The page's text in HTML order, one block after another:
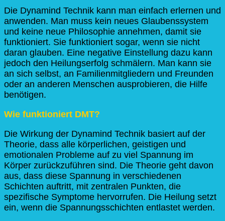
Die Dynamind Technik kann man einfach erlernen und
anwenden. Man muss kein neues Glaubenssystem
und keine neue Philosophie annehmen, damit sie
funktioniert. Sie funktioniert sogar, wenn sie nicht
daran glauben. Eine negative Einstellung dazu kann
jedoch den Heilungserfolg schmälern. Man kann sie
an sich selbst, an Familienmitgliedern und Freunden
oder an anderen Menschen ausprobieren, die Hilfe
benötigen.
Wie funktioniert DMT?
Die Wirkung der Dynamind Technik basiert auf der
Theorie, dass alle körperlichen, geistigen und
emotionalen Probleme auf zu viel Spannung im
Körper zurückzuführen sind. Die Theorie geht davon
aus, dass diese Spannung in verschiedenen
Schichten auftritt, mit zentralen Punkten, die
spezifische Symptome hervorrufen. Die Heilung setzt
ein, wenn die Spannungsschichten entlastet werden.